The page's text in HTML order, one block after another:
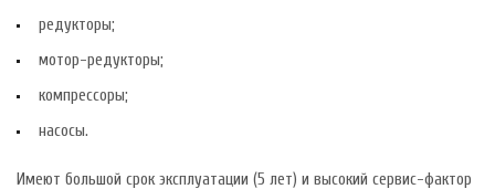
редукторы;
мотор-редукторы;
компрессоры;
насосы.
Имеют большой срок эксплуатации (5 лет) и высокий сервис-фактор